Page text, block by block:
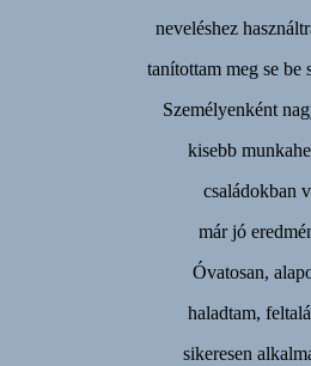
neveléshez
tanítottam meg se be
Személyenként
kisebb
családokban
már jó
Óvatosan,
haladtam,
sikeresen